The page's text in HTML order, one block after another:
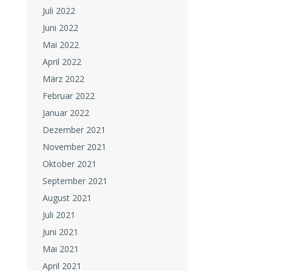
Juli 2022
Juni 2022
Mai 2022
April 2022
März 2022
Februar 2022
Januar 2022
Dezember 2021
November 2021
Oktober 2021
September 2021
August 2021
Juli 2021
Juni 2021
Mai 2021
April 2021